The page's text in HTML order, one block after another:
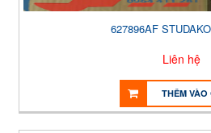
627896AF
Liên hệ
THÊM VÀO